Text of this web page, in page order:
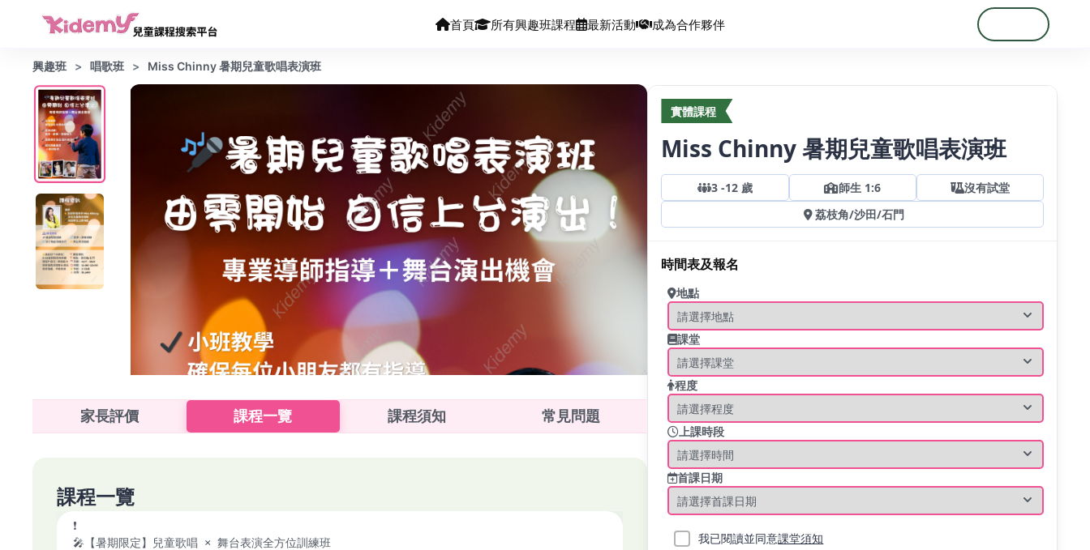
首頁 所有興趣班課程 最新活動 成為合作夥伴
興趣班 唱歌班 Miss Chinny 暑期兒童歌唱表演班
家長評價 課程一覽 課程須知 常見問題
課程一覽
❗
🎤【暑期限定】兒童歌唱 × 舞台表演全方位訓練班
實體課程
Miss Chinny 暑期兒童歌唱表演班
3 -12 歲 師生 1:6
沒有試堂
荔枝角/沙田/石門
時間表及報名
地點
課堂
程度
上課時段
首課日期
我已閱讀並同意課堂須知